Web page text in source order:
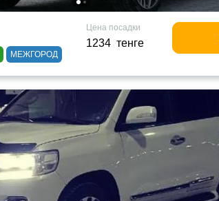
МЕЖГОРОД
Цена посадки
1234 тенге